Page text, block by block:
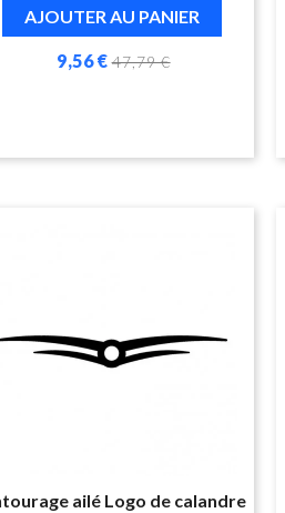
AJOUTER AU PANIER
9,56 € 47,79 €
ailé Logo de calandre